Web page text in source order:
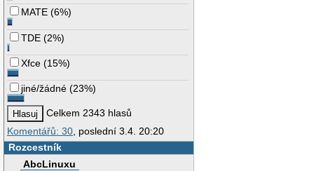
MATE (6%)
TDE (2%)
Xfce (15%)
jiné/žádné (23%)
Celkem 2343 hlasů
Komentářů: 30 , poslední 3.4. 20:20
Rozcestník
AbcLinuxu